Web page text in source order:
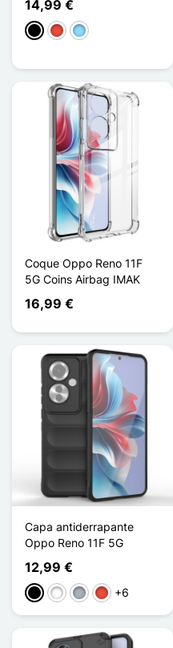
14,99 €
PretoVermelhoAzul Claro
Coque Oppo Reno 11F
5G Coins Airbag IMAK
16,99 €
Capa antiderrapante
Oppo Reno 11F 5G
12,99 €
PretoBrancoCinzento
Vermelho
+6